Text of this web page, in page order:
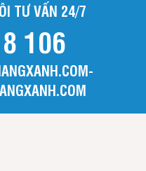
TƯ VẤN 24/7
106